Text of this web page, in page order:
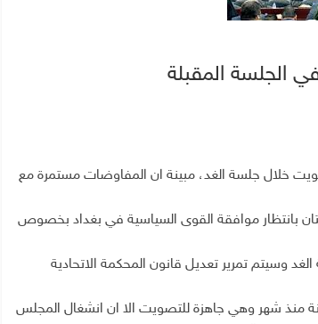
الجلسة المقبلة
خلال جلسة الغد، مبينة ان المفاوضات مستمرة مع
بانتظار موافقة القوى السياسية في بغداد بخصوص
وسيتم تمرير تعديل قانون المحكمة الاتحادية
منذ شهر وهي جاهزة للتصويت الا ان انشغال المجلس